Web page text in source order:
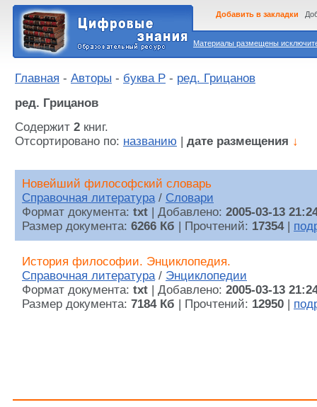
Материалы размещены
Добавить в закладки
Главная - Авторы - буква Р - ред. Грицанов
ред. Грицанов
Содержит 2 книг.
Отсортировано по: названию дате размещения ↓
Новейший философский словарь
Справочная литература/ Словари
Формат документа: txt | Добавлено: 2005-03-13
Размер документа: 6266 Кб | Прочтений: 17354|
История философии. Энциклопедия.
Справочная литература/ Энциклопедии
Формат документа: txt | Добавлено: 2005-03-13
Размер документа: 7184 Кб | Прочтений: 12950